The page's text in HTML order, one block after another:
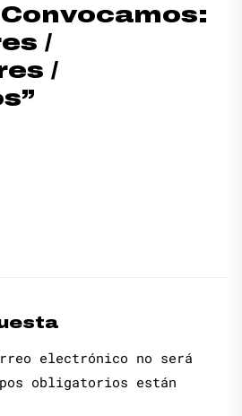
Convocamos:
/
/
”
electrónico no será
obligatorios están